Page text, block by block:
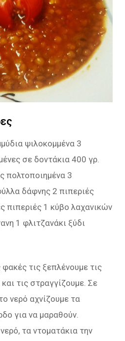
ψιλοκομμένα 3
σε δοντάκια 400 γρ.
πολτοποιημένα 3
δάφνης 2 πιπεριές
πιπεριές 1 κύβο λαχανικών
1 φλιτζανάκι ξύδι
τις ξεπλένουμε τις
τις στραγγίζουμε. Σε
νερό αχνίζουμε τα
για να μαραθούν.
τα ντοματάκια την